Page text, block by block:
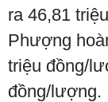
ra 46,81
Phượng
triệu đồng/
đồng/lượng.